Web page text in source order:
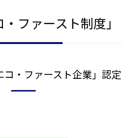
ファースト制度」
コ・ファースト企業」認定